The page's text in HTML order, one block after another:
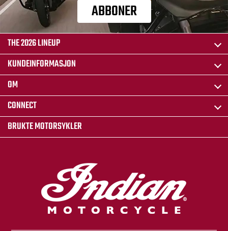
ABBONER
THE 2026 LINEUP
KUNDEINFORMASJON
OM
CONNECT
BRUKTE MOTORSYKLER